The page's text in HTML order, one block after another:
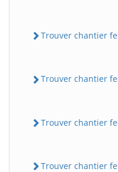
Trouver chantier
Trouver chantier
Trouver chantier
Trouver chantier